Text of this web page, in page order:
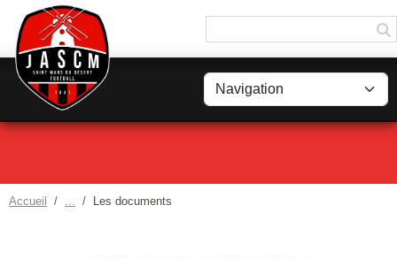
Accueil Les documents
Panneau de gestion des cookies